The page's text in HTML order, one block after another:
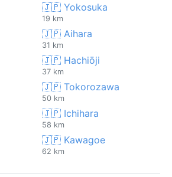
🇯🇵 Yokosuka
19 km
🇯🇵 Aihara
31 km
🇯🇵 Hachiōji
37 km
🇯🇵 Tokorozawa
50 km
🇯🇵 Ichihara
58 km
🇯🇵 Kawagoe
62 km